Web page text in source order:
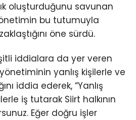
oluşturduğunu savunan
bu tutumuyla
öne sürdü.
iddialara da yer veren
yanlış kişilerle ve
iddia ederek, “Yanlış
iş tutarak Siirt halkının
Eğer doğru işler